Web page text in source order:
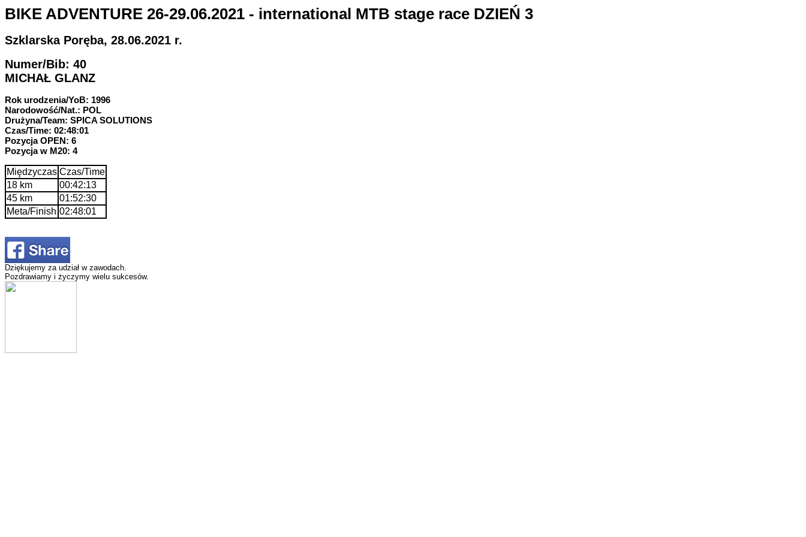
BIKE ADVENTURE 26-29.06.2021 - international MTB stage race DZIEŃ 3
Szklarska Poręba, 28.06.2021 r.
Numer/Bib: 40
MICHAŁ GLANZ
Rok urodzenia/YoB: 1996
Narodowość/Nat.: POL
Drużyna/Team: SPICA SOLUTIONS
Czas/Time: 02:48:01
Pozycja OPEN: 6
Pozycja w M20: 4
Międzyczas Czas/Time
18 km
00:42:13
45 km
01:52:30
Meta/Finish 02:48:01
Dziękujemy za udział w zawodach.
Pozdrawiamy i życzymy wielu sukcesów.